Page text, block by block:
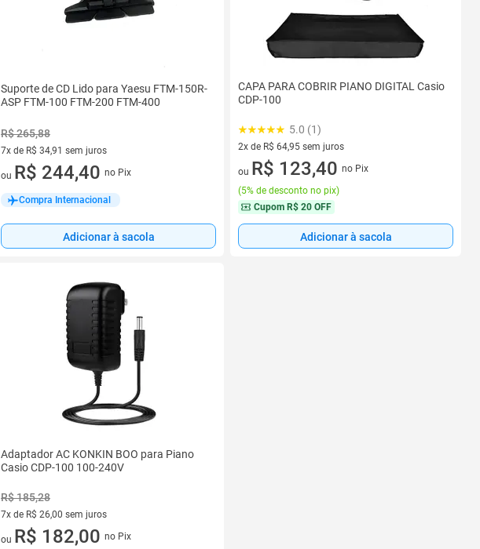
Suporte de CD Lido para Yaesu FTM-150R-
ASP FTM-100 FTM-200 FTM-400
R$ 265,88
7x de R$ 34,91 sem juros
7 vez de R$ 34,91 sem juros
ou R$ 244,40 no Pix
Compra Internacional
Adicionar à sacola
CAPA PARA COBRIR PIANO DIGITAL Casio
CDP-100
5.0 (1)
2x de R$ 64,95 sem juros
2 vez de R$ 64,95 sem juros
ou R$ 123,40 no Pix
(5% de desconto no pix)
Cupom R$ 20 OFF
Adicionar à sacola
Adaptador AC KONKIN BOO para Piano
Casio CDP-100 100-240V
R$ 185,28
7x de R$ 26,00 sem juros
7 vez de R$ 26,00 sem juros
ou R$ 182,00 no Pix